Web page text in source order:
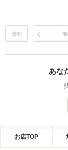
最初
あな
お店TOP